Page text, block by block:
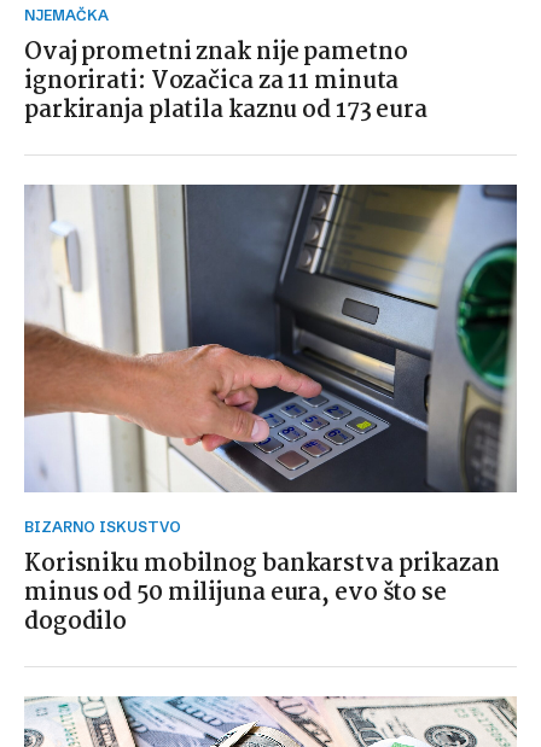
NJEMAČKA
Ovaj prometni znak nije pametno
ignorirati: Vozačica za 11 minuta
parkiranja platila kaznu od 173 eura
BIZARNO ISKUSTVO
Korisniku mobilnog bankarstva prikazan
minus od 50 milijuna eura, evo što se
dogodilo